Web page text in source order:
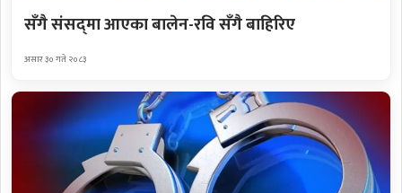
सँगै संसद्‌मा आएका बालेन-रवि सँगै बाहिरिए
असार ३० गते २०८३